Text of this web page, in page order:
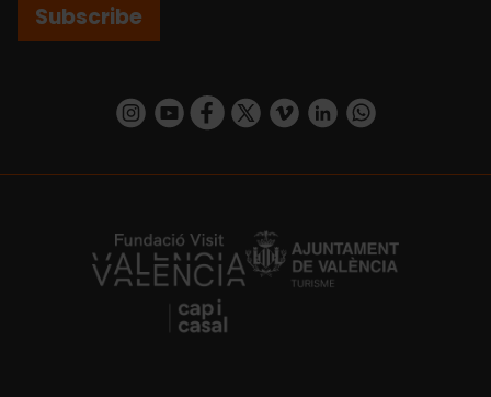
Subscribe
https://www.instagram.com/visit_valencia/
https://www.youtube.com/user/
https://www.facebook.com/
https://twitter.com/VisitaValencia
https://vimeo.com/
https://www.linkedin.com/company/turismo-valencia/https://api.whatsapp.com/send/
https://fundacion.visitvalencia.com/